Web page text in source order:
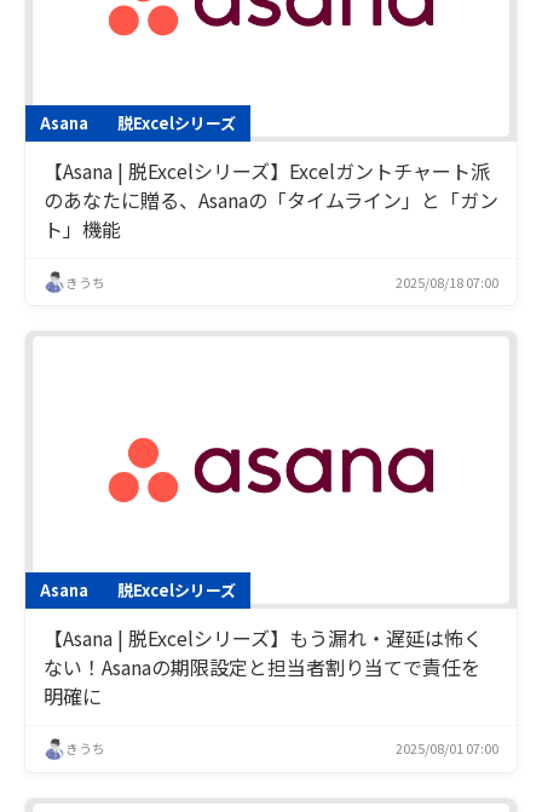
Asana 脱Excelシリーズ
【Asana | 脱Excelシリーズ】Excelガントチャート派
のあなたに贈る、Asanaの「タイムライン」と「ガン
ト」機能
きうち 2025/08/18 07:00
Asana 脱Excelシリーズ
【Asana | 脱Excelシリーズ】もう漏れ・遅延は怖く
ない！Asanaの期限設定と担当者割り当てで責任を
明確に
きうち 2025/08/01 07:00